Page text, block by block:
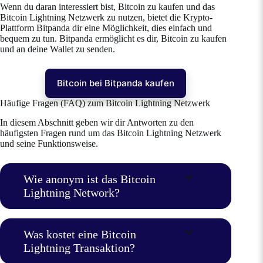
Wenn du daran interessiert bist, Bitcoin zu kaufen und das
Bitcoin Lightning Netzwerk zu nutzen, bietet die Krypto-
Plattform Bitpanda dir eine Möglichkeit, dies einfach und
bequem zu tun. Bitpanda ermöglicht es dir, Bitcoin zu kaufen
und an deine Wallet zu senden.
Bitcoin bei Bitpanda kaufen
Häufige Fragen (FAQ) zum Bitcoin Lightning Netzwerk
In diesem Abschnitt geben wir dir Antworten zu den
häufigsten Fragen rund um das Bitcoin Lightning Netzwerk
und seine Funktionsweise.
Wie anonym ist das Bitcoin
Lightning Network?
Was kostet eine Bitcoin
Lightning Transaktion?